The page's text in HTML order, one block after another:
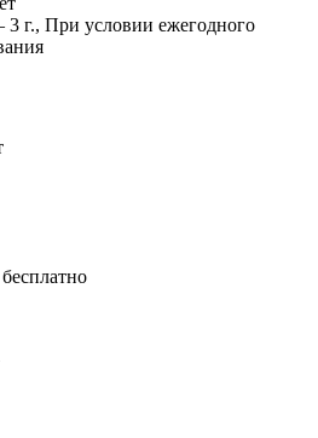
г., При условии ежегодного